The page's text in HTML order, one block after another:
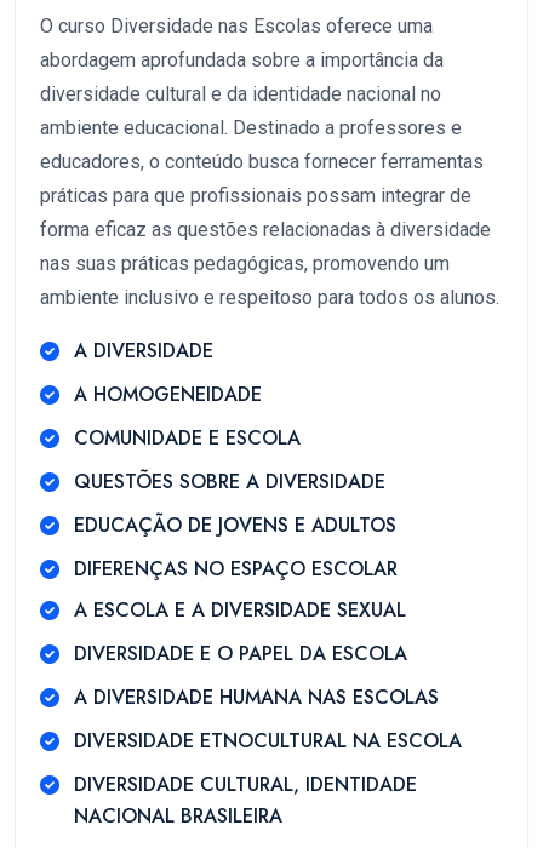
O curso Diversidade nas Escolas oferece uma
abordagem aprofundada sobre a importância da
diversidade cultural e da identidade nacional no
ambiente educacional. Destinado a professores e
educadores, o conteúdo busca fornecer ferramentas
práticas para que profissionais possam integrar de
forma eficaz as questões relacionadas à diversidade
nas suas práticas pedagógicas, promovendo um
ambiente inclusivo e respeitoso para todos os alunos.
A DIVERSIDADE
A HOMOGENEIDADE
COMUNIDADE E ESCOLA
QUESTÕES SOBRE A DIVERSIDADE
EDUCAÇÃO DE JOVENS E ADULTOS
DIFERENÇAS NO ESPAÇO ESCOLAR
A ESCOLA E A DIVERSIDADE SEXUAL
DIVERSIDADE E O PAPEL DA ESCOLA
A DIVERSIDADE HUMANA NAS ESCOLAS
DIVERSIDADE ETNOCULTURAL NA ESCOLA
DIVERSIDADE CULTURAL, IDENTIDADE
NACIONAL BRASILEIRA